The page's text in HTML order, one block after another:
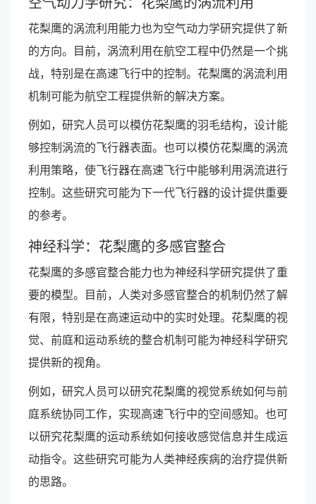
花梨鹰的涡流利用能力也为空气动力学研究提供了新
的方向。目前，涡流利用在航空工程中仍然是一个挑
战，特别是在高速飞行中的控制。花梨鹰的涡流利用
机制可能为航空工程提供新的解决方案。
例如，研究人员可以模仿花梨鹰的羽毛结构，设计能
够控制涡流的飞行器表面。也可以模仿花梨鹰的涡流
利用策略，使飞行器在高速飞行中能够利用涡流进行
控制。这些研究可能为下一代飞行器的设计提供重要
的参考。
神经科学：花梨鹰的多感官整合
花梨鹰的多感官整合能力也为神经科学研究提供了重
要的模型。目前，人类对多感官整合的机制仍然了解
有限，特别是在高速运动中的实时处理。花梨鹰的视
觉、前庭和运动系统的整合机制可能为神经科学研究
提供新的视角。
例如，研究人员可以研究花梨鹰的视觉系统如何与前
庭系统协同工作，实现高速飞行中的空间感知。也可
以研究花梨鹰的运动系统如何接收感觉信息并生成运
动指令。这些研究可能为人类神经疾病的治疗提供新
的思路。